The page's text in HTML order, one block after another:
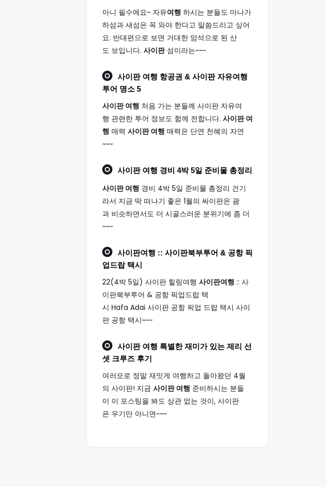
아니 필수에요~ 자유여행 하시는 분들도 마나가
하섬과 새섬은 꼭 와야 한다고 말씀드리고 싶어
요. 반대편으로 보면 거대한 암석으로 된 산
도 보입니다. 사이판섬이라는~~~
사이판 여행 항공권 & 사이판 자유여행
투어 명소 5
사이판 여행 처음 가는 분들께 사이판 자유여
행 관련한 투어 정보도 함께 전합니다. 사이판 여
행 매력 사이판 여행 매력은 단연 천혜의 자연
~~~
사이판 여행 경비 4박 5일 준비물 총정리
사이판 여행 경비 4박 5일 준비물 총정리 건기
라서 지금 딱 떠나기 좋은 1월의 싸이판은 괌
과 비슷하면서도 더 시골스러운 분위기에 좀 더
~~~
사이판여행 :: 사이판북부투어 & 공항 픽
업드랍 택시
22(4박 5일) 사이판 힐링여행 사이판여행 :: 사
이판북부투어 & 공항 픽업드랍 택
시 Hafa Adai 사이판 공항 픽업 드랍 택시 사이
판 공항 택시~~~
사이판 여행 특별한 재미가 있는 제리 선
셋 크루즈 후기
여러모로 정말 재밋게 여행하고 돌아왔던 4월
의 사이판! 지금 사이판 여행 준비하시는 분들
이 이 포스팅을 봐도 상관 없는 것이, 사이판
은 우기만 아니면~~~